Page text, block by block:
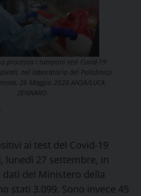
processa i tamponi test Covid-19
nel laboratorio del Policlinico
26 Maggio 2020 ANSA/LUCA
ZENNARO
ai test del Covid-19
lunedì 27 settembre, in
del Ministero della
stati 3.099. Sono invece 45